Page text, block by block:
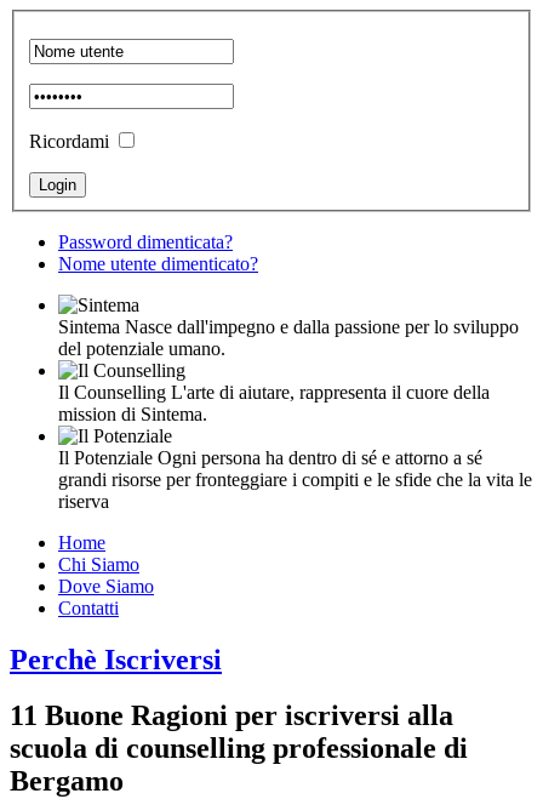
Ricordami
Password dimenticata?
Nome utente dimenticato?
Sintema Nasce dall'impegno e dalla passione per lo sviluppo
del potenziale umano.
Il Counselling L'arte di aiutare, rappresenta il cuore della
mission di Sintema.
Il Potenziale Ogni persona ha dentro di sé e attorno a sé
grandi risorse per fronteggiare i compiti e le sfide che la vita le
riserva
Home
Chi Siamo
Dove Siamo
Contatti
Perchè Iscriversi
11 Buone Ragioni per iscriversi alla
scuola di counselling professionale di
Bergamo